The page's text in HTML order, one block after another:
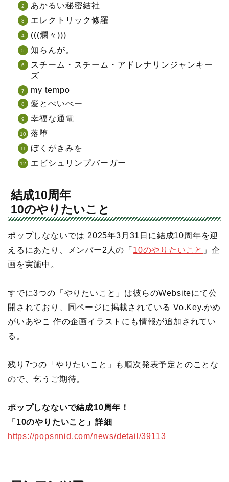
あかるい秘密結社
エレクトリック修羅
(((爛々)))
知らんが。
スチーム・スチーム・アドレナリンジャンキー
ズ
my tempo
愛とべいべー
幸福な通電
落堕
ぼくがきみを
エビシュリンプバーガー
結成10周年
10のやりたいこと
ポップしなないでは 2025年3月31日に結成10周年を迎
えるにあたり、メンバー2人の「 10のやりたいこと 」企
画を実施中。
すでに3つの「やりたいこと」は彼らのWebsiteにて公
開されており、同ページに掲載されている Vo.Key.かめ
がいあやこ 作の企画イラストにも情報が追加されてい
る。
残り7つの「やりたいこと」も順次発表予定とのことな
ので、乞うご期待。
ポップしなないで結成10周年！
「10のやりたいこと」詳細
https://popsnnid.com/news/detail/39113